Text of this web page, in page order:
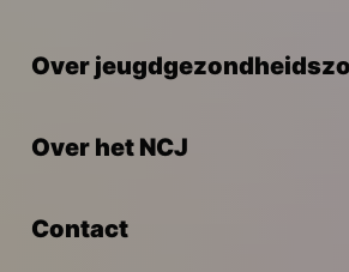
Over
Over het NCJ
Contact